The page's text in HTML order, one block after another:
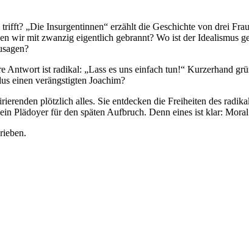
„Die Insurgentinnen“ erzählt die Geschichte von drei
wir mit zwanzig eigentlich gebrannt? Wo ist der Idealismus
Antwort ist radikal: „Lass es uns einfach tun!“ Kurzerhand
einen verängstigten Joachim?
plötzlich alles. Sie entdecken die Freiheiten des
Plädoyer für den späten Aufbruch. Denn eines ist klar: